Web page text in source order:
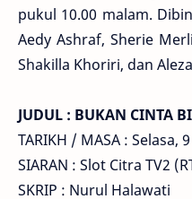
pukul 10.00 malam.
Aedy Ashraf, Sherie
Shakilla Khoriri, dan
JUDUL : BUKAN CINTA
TARIKH / MASA : Selasa,
SIARAN : Slot Citra TV2
SKRIP : Nurul Halawati